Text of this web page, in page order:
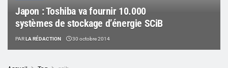
Japon : Toshiba va fournir 10.000
systèmes de stockage d’énergie SCiB
PARLA RÉDACTION 30 octobre 2014